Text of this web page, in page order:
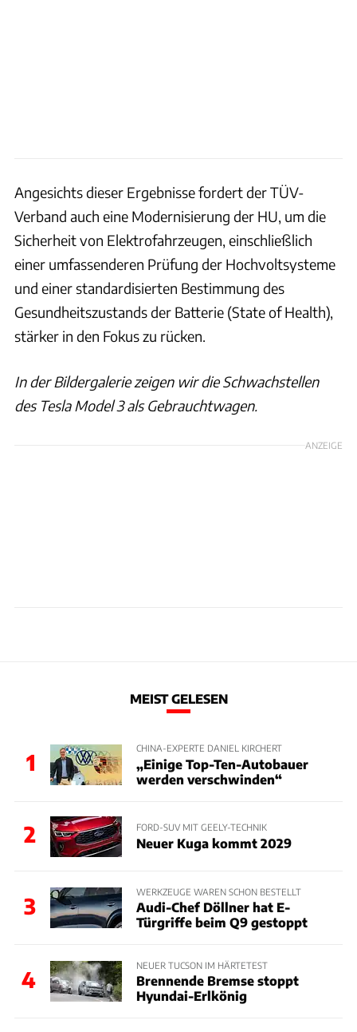
Angesichts dieser Ergebnisse fordert der TÜV-
Verband auch eine Modernisierung der HU, um die
Sicherheit von Elektrofahrzeugen, einschließlich
einer umfassenderen Prüfung der Hochvoltsysteme
und einer standardisierten Bestimmung des
Gesundheitszustands der Batterie (State of Health),
stärker in den Fokus zu rücken.
In der Bildergalerie zeigen wir die Schwachstellen
des Tesla Model 3 als Gebrauchtwagen.
ANZEIGE
MEIST GELESEN
1
CHINA-EXPERTE DANIEL KIRCHERT
„Einige Top-Ten-Autobauer
werden verschwinden“
2 FORD-SUV MIT GEELY-TECHNIK
Neuer Kuga kommt 2029
3
WERKZEUGE WAREN SCHON BESTELLT
Audi-Chef Döllner hat E-
Türgriffe beim Q9 gestoppt
4
NEUER TUCSON IM HÄRTETEST
Brennende Bremse stoppt
Hyundai-Erlkönig